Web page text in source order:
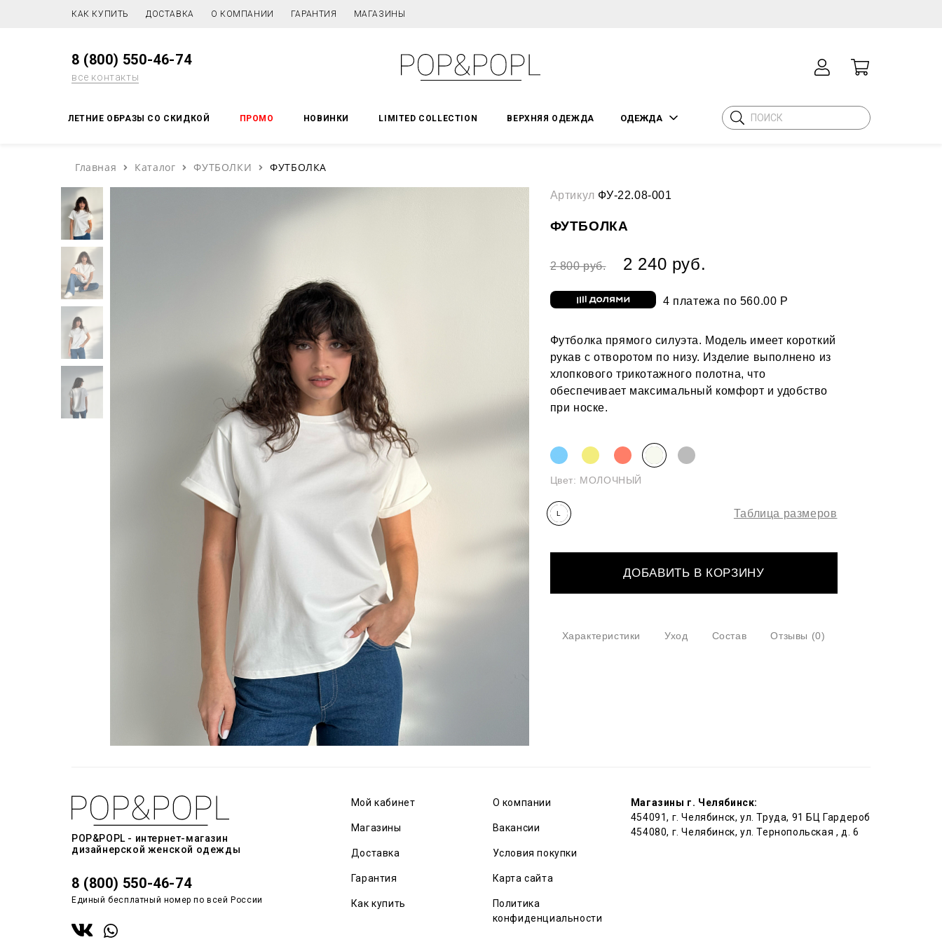
КАК КУПИТЬ ДОСТАВКА О КОМПАНИИ ГАРАНТИЯ МАГАЗИНЫ
8 (800) 550-46-74
все контакты
ЛЕТНИЕ ОБРАЗЫ СО СКИДКОЙ ПРОМО НОВИНКИ LIMITED COLLECTION ВЕРХНЯЯ ОДЕЖДА ОДЕЖДА
Главная Каталог ФУТБОЛКИ ФУТБОЛКА
Артикул ФУ-22.08-001
ФУТБОЛКА
2 800 руб. 2 240 руб.
4 платежа по 560.00 Р
Футболка прямого силуэта. Модель имеет короткий
рукав с отворотом по низу. Изделие выполнено из
хлопкового трикотажного полотна, что
обеспечивает максимальный комфорт и удобство
при носке.
Цвет: МОЛОЧНЫЙ
L Таблица размеров
ДОБАВИТЬ В КОРЗИНУ
Характеристики Уход Состав Отзывы (0)
POP&POPL - интернет-магазин
дизайнерской женской одежды
8 (800) 550-46-74
Единый бесплатный номер по всей России
Мой кабинет
Магазины
Доставка
Гарантия
Как купить
О компании
Вакансии
Условия покупки
Карта сайта
Политика
конфиденциальности
Магазины г. Челябинск:
454091, г. Челябинск, ул. Труда, 91 БЦ Гардероб
454080, г. Челябинск, ул. Тернопольская , д. 6